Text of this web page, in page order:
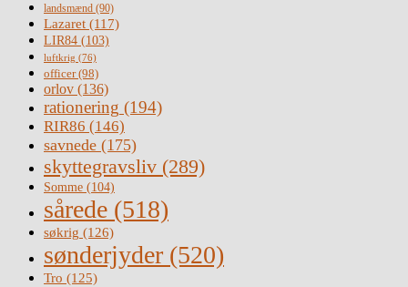
landsmænd (90)
Lazaret (117)
LIR84 (103)
luftkrig (76)
officer(98)
orlov (136)
rationering (194)
RIR86 (146)
savnede (175)
skyttegravsliv (289)
Somme (104)
sårede (518)
søkrig (126)
sønderjyder (520)
Tro (125)